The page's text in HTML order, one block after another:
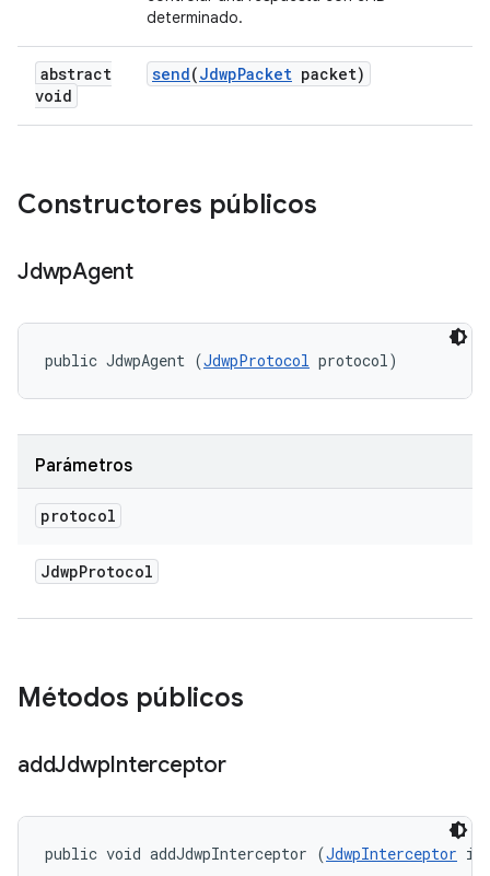
determinado.
abstract
void
send(JdwpPacket packet)
Constructores públicos
JdwpAgent
public JdwpAgent (JdwpProtocol protocol)
Parámetros
protocol
JdwpProtocol
Métodos públicos
addJdwpInterceptor
public void addJdwpInterceptor (JdwpInterceptor